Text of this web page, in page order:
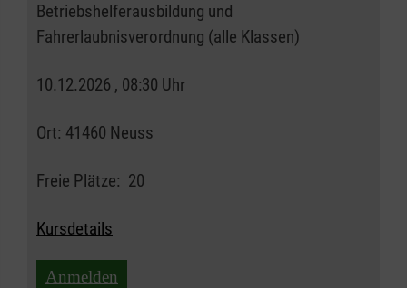
Betriebshelferausbildung und
Fahrerlaubnisverordnung (alle Klassen)
10.12.2026 , 08:30 Uhr
Ort: 41460 Neuss
Freie Plätze: 20
Kursdetails
Anmelden